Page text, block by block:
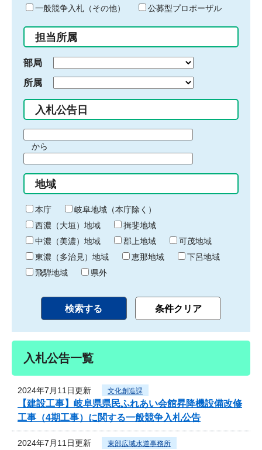
ド
入
力
一般競争入札（その他）
公募型プロポーザル
担当所属
部局
所属
入札公告日
間
始
り
から
間
終
わ
り
地域
本庁
岐阜地域（本庁除く）
西濃（大垣）地域
揖斐地域
中濃（美濃）地域
郡上地域
可茂地域
東濃（多治見）地域
恵那地域
下呂地域
飛騨地域
県外
入札公告一覧
2024年7月11日更新 文化創造課
【建設工事】岐阜県県民ふれあい会館昇降機設備改修
工事（4期工事）に関する一般競争入札公告
2024年7月11日更新 東部広域水道事務所